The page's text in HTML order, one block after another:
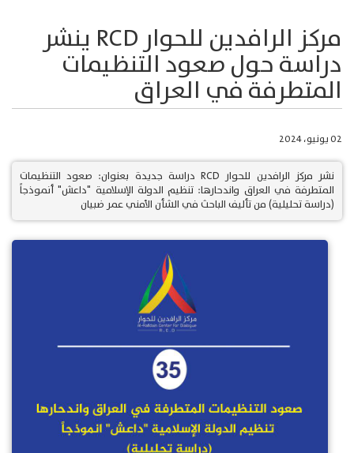
مركز الرافدين للحوار RCD ينشر
دراسة حول صعود التنظيمات
المتطرفة في العراق
02 يونيو، 2024
نشر مركز الرافدين للحوار RCD دراسة جديدة بعنوان: صعود التنظيمات
المتطرفة في العراق واندحارها: تنظيم الدولة الإسلامية "داعش" أنموذجاً
(دراسة تحليلية) من تأليف الباحث في الشأن الأمني عمر ضبيان